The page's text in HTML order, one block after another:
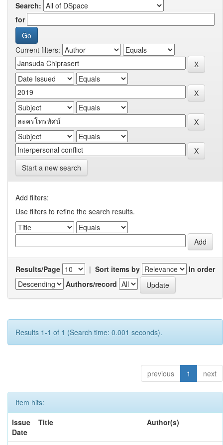
Search:
for
Current filters:
Start a new search
Add filters:
Use filters to refine the search results.
Results/Page | Sort items by
In order
Authors/record
Results 1-1 of 1 (Search time: 0.001 seconds).
previous 1 next
Item hits:
Issue
Date
Title Author(s)